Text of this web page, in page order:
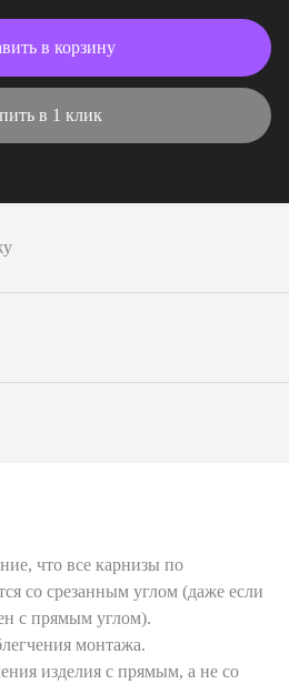
в корзину
в 1 клик
что все карнизы по
со срезанным углом (даже если
с прямым углом).
монтажа.
изделия с прямым, а не со